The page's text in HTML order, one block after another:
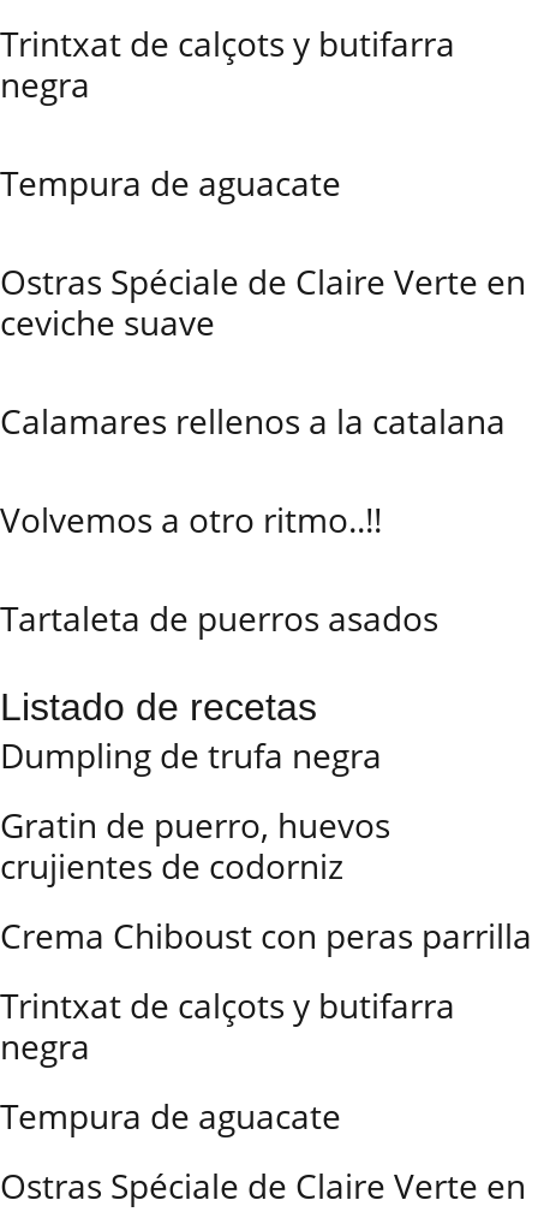
Trintxat de calçots y butifarra
negra
Tempura de aguacate
Ostras Spéciale de Claire Verte en
ceviche suave
Calamares rellenos a la catalana
Volvemos a otro ritmo..!!
Tartaleta de puerros asados
Listado de recetas
Dumpling de trufa negra
Gratin de puerro, huevos
crujientes de codorniz
Crema Chiboust con peras parrilla
Trintxat de calçots y butifarra
negra
Tempura de aguacate
Ostras Spéciale de Claire Verte en